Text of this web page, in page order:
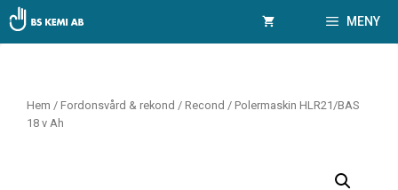
Hoppa
till
innehåll
MENY
Hem / Fordonsvård & rekond / Recond / Polermaskin HLR21/BAS
18 v Ah